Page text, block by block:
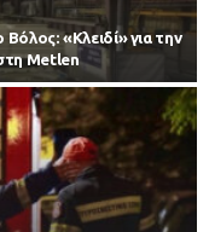
«Κλειδί» για την
Metlen